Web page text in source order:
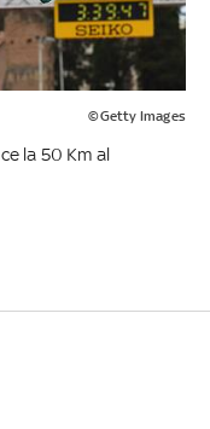
©Getty Images
la 50 Km al